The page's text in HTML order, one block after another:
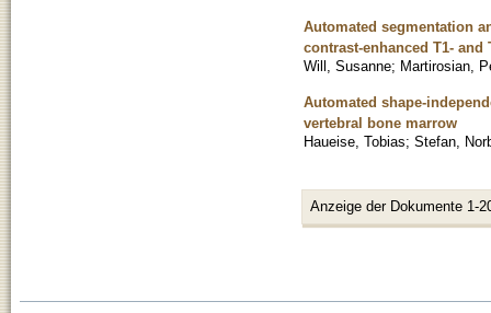
Automated segmentation
contrast-enhanced T1- and
Will, Susanne; Martirosian,
Automated shape-
vertebral bone marrow
Haueise, Tobias; Stefan,
Anzeige der Dokumente 1-